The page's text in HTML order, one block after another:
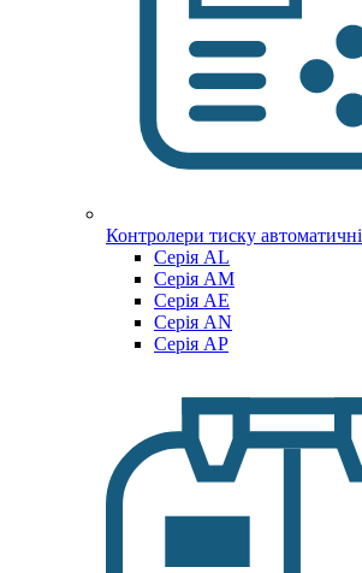
Контролери тиску автоматичні
Cерія AL
Cерія AM
Серія AE
Серія AN
Серія AP